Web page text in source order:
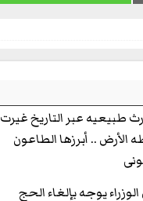
طبيعيه عبر التاريخ غيرت
الأرض .. أبرزها الطاعون
يوجه بإلغاء الحج